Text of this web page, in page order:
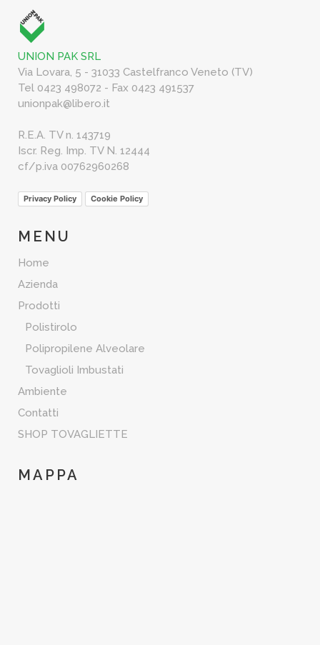
UNION PAK SRL
Via Lovara, 5 - 31033 Castelfranco Veneto (TV)
Tel 0423 498072 - Fax 0423 491537
unionpak@libero.it
R.E.A. TV n. 143719
Iscr. Reg. Imp. TV N. 12444
cf/p.iva 00762960268
Privacy Policy Cookie Policy
MENU
Home
Azienda
Prodotti
Polistirolo
Polipropilene Alveolare
Tovaglioli Imbustati
Ambiente
Contatti
SHOP TOVAGLIETTE
MAPPA